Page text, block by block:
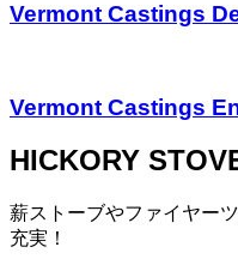
Vermont Castings
Vermont Castings
HICKORY
薪ストーブやファイヤー
充実！